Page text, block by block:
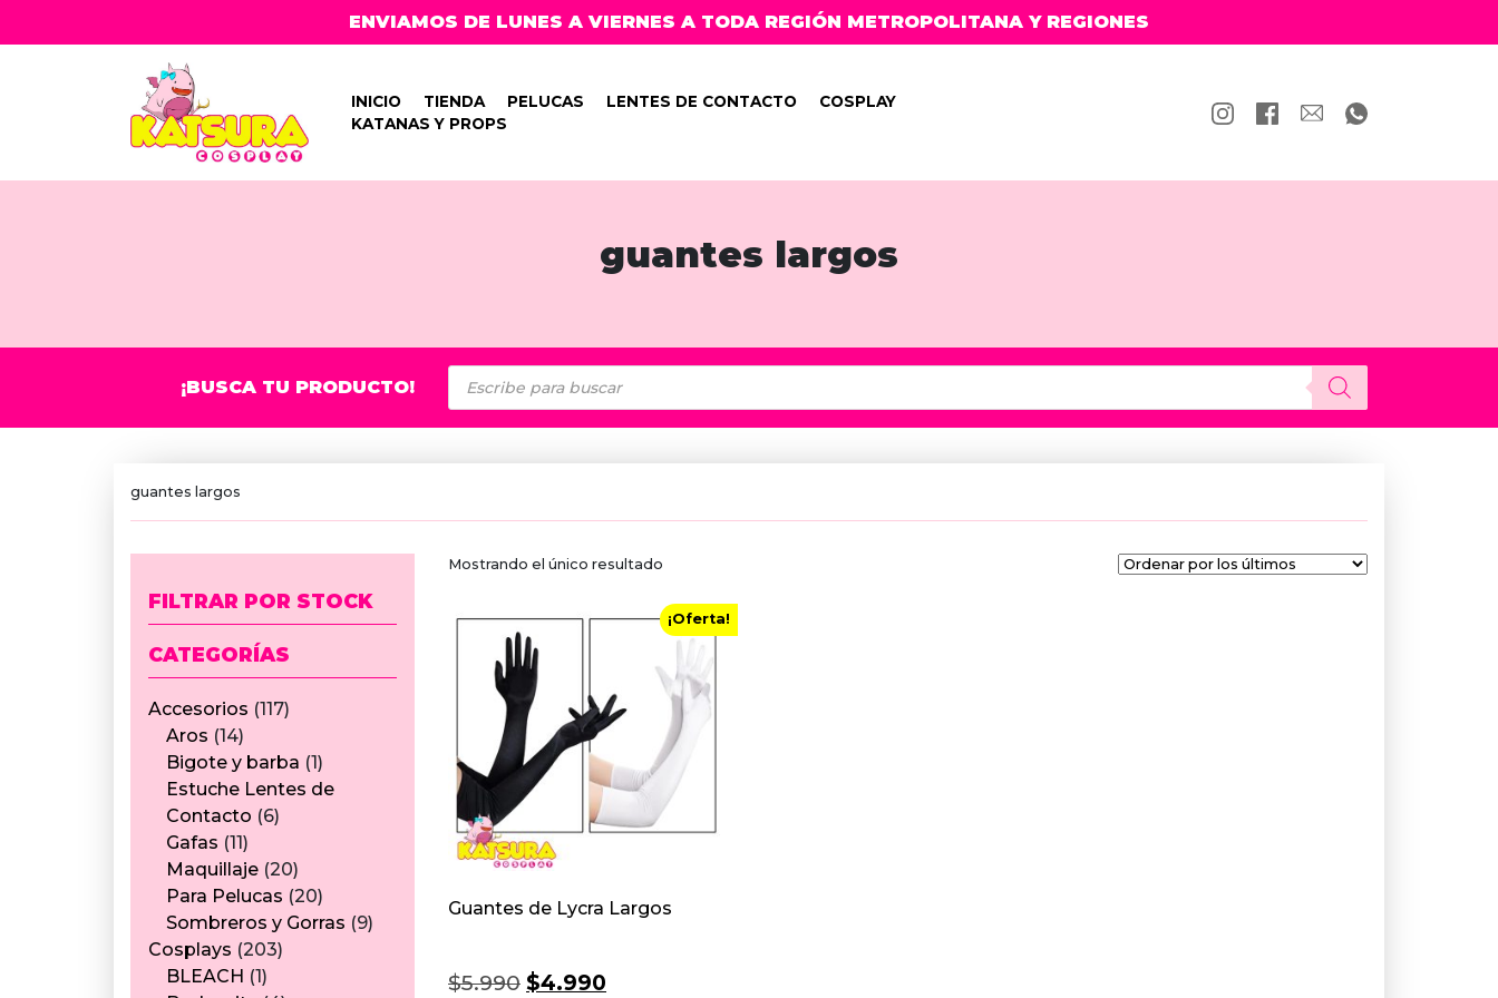
ENVIAMOS DE LUNES A VIERNES A TODA REGIÓN METROPOLITANA Y REGIONES
INICIO TIENDA PELUCAS LENTES DE CONTACTO
COSPLAY
KATANAS Y PROPS
guantes largos
¡BUSCA TU PRODUCTO!
Búsqueda
de
productos
guantes largos
FILTRAR POR STOCK
CATEGORÍAS
Accesorios 117117
Aros 1414
productos
Bigote y barba 11
producto
Estuche Lentes de
Contacto
66
Gafas 1111
productos
Maquillaje 2020
productos
Para Pelucas 2020
productos
Sombreros y Gorras 99
Cosplays 203203
BLEACH 11
Mostrando el único resultado
¡Oferta!
Guantes de Lycra Largos
$5.990 El
$4.990